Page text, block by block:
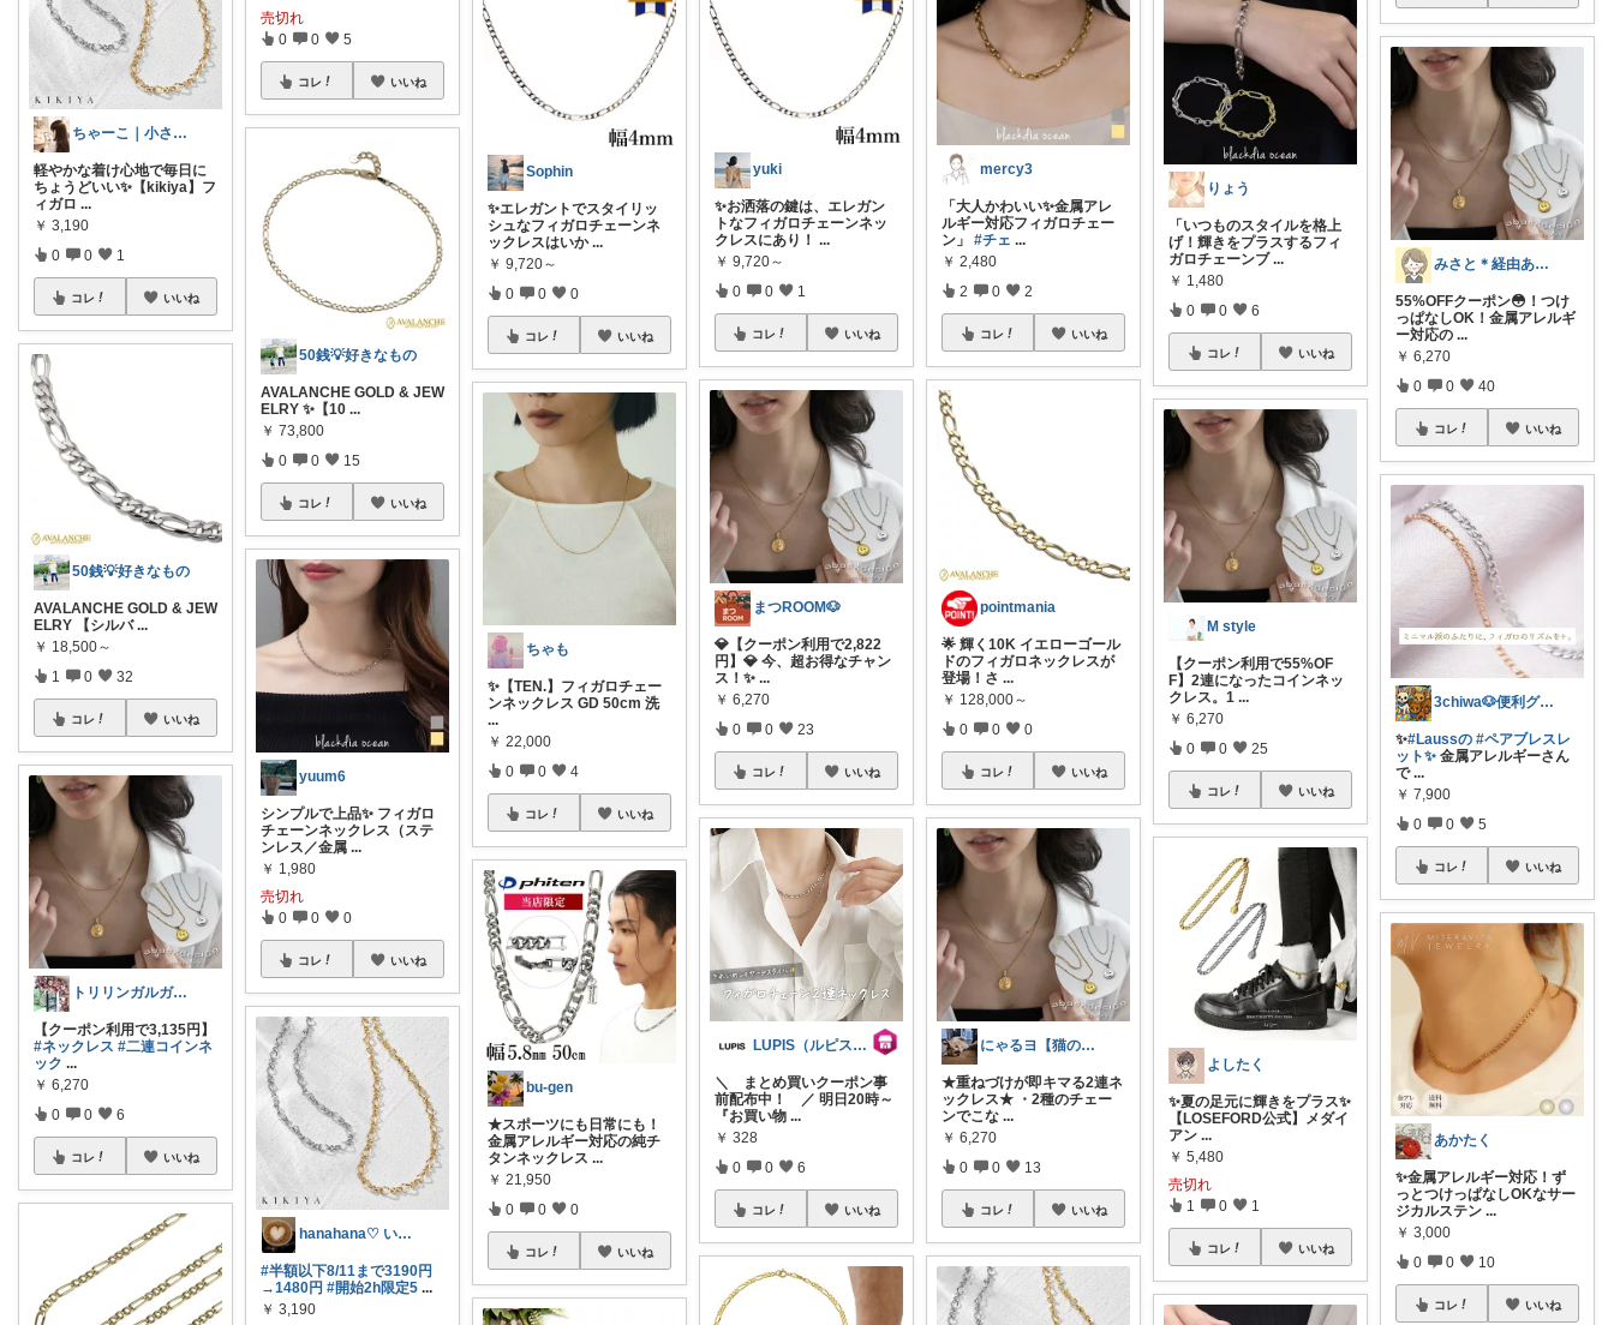
ちゃーこ｜小さな幸せコレクター
軽やかな着け心地で毎日に
ちょうどいい✨【kikiya】フ
ィガロ ...
￥ 3,190
0 0 1
コレ いいね
50銭💡好きなもの
AVALANCHE GOLD & JEW
ELRY 【シルバ ...
￥ 18,500～
1 0 32
コレ いいね
トリリンガルガール🎈7月大感謝😊
【クーポン利用で3,135円】
#ネックレス #二連コインネ
ック ...
￥ 6,270
0 0 6
コレ いいね
売切れ
0 0 5
コレ いいね
50銭💡好きなもの
AVALANCHE GOLD & JEW
ELRY ✨【10 ...
￥ 73,800
0 0 15
コレ いいね
yuum6
シンプルで上品✨ フィガロ
チェーンネックレス（ステ
ンレス／金属 ...
￥ 1,980
売切れ
0 0 0
コレ いいね
hanahana♡ いつもありがとう🙏
#半額以下8/11まで3190円
→1480円 #開始2h限定5 ...
￥ 3,190
Sophin
✨エレガントでスタイリッ
シュなフィガロチェーンネ
ックレスはいか ...
￥ 9,720～
0 0 0
コレ いいね
ちゃも
✨【TEN.】フィガロチェー
ンネックレス GD 50cm 洗
...
￥ 22,000
0 0 4
コレ いいね
bu-gen
★スポーツにも日常にも！
金属アレルギー対応の純チ
タンネックレス ...
￥ 21,950
0 0 0
コレ いいね
yuki
✨お洒落の鍵は、エレガン
トなフィガロチェーンネッ
クレスにあり！ ...
￥ 9,720～
0 0 1
コレ いいね
まつROOM🐶
💎【クーポン利用で2,822
円】💎 今、超お得なチャン
ス！✨...
￥ 6,270
0 0 23
コレ いいね
LUPIS（ルピス）楽天店
＼ まとめ買いクーポン事
前配布中！ ／ 明日20時～
『お買い物 ...
￥ 328
0 0 6
コレ いいね
mercy3
「大人かわいい✨金属アレ
ルギー対応フィガロチェー
ン」#チェ ...
￥ 2,480
2 0 2
コレ いいね
pointmania
🌟 輝く10K イエローゴール
ドのフィガロネックレスが
登場！さ ...
￥ 128,000～
0 0 0
コレ いいね
にゃるヨ【猫のいる暮らし】
★重ねづけが即キマる2連ネ
ックレス★ ・2種のチェー
ンでこな ...
￥ 6,270
0 0 13
コレ いいね
りょう
「いつものスタイルを格上
げ！輝きをプラスするフィ
ガロチェーンブ ...
￥ 1,480
0 0 6
コレ いいね
M style
【クーポン利用で55%OF
F】2連になったコインネッ
クレス。1 ...
￥ 6,270
0 0 25
コレ いいね
よしたく
✨夏の足元に輝きをプラス✨
【LOSEFORD公式】メダイ
アン ...
￥ 5,480
売切れ
1 0 1
コレ いいね
みさと＊経由ありがとうございます🧡
55%OFFクーポン😳！つけ
っぱなしOK！金属アレルギ
ー対応の ...
￥ 6,270
0 0 40
コレ いいね
3chiwa🐶便利グッズ好き🤩
✨#Laussの #ペアブレスレ
ット✨ 金属アレルギーさん
で ...
￥ 7,900
0 0 5
コレ いいね
あかたく
✨金属アレルギー対応！ず
っとつけっぱなしOKなサー
ジカルステン ...
￥ 3,000
0 0 10
コレ いいね